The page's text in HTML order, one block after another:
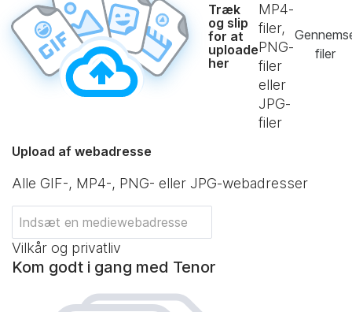
Træk
og slip
for at
uploade
her
MP4-
filer,
PNG-
filer
eller
JPG-
filer
filer
Upload af webadresse
Alle GIF-, MP4-, PNG- eller JPG-webadresser
Vilkår og privatliv
Kom godt i gang med Tenor